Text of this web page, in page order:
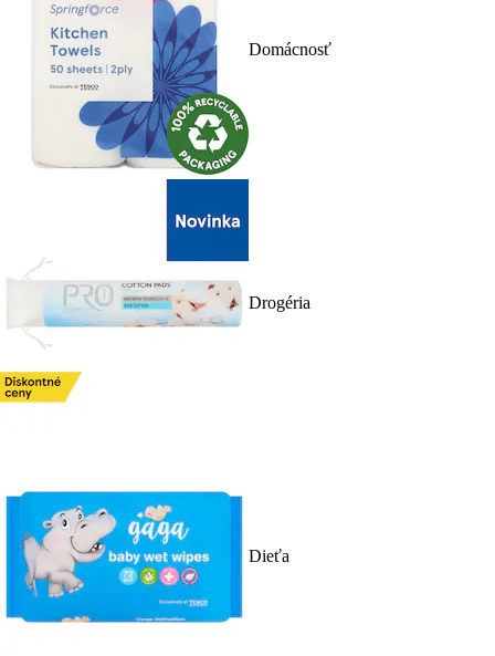
Domácnosť
Drogéria
Dieťa